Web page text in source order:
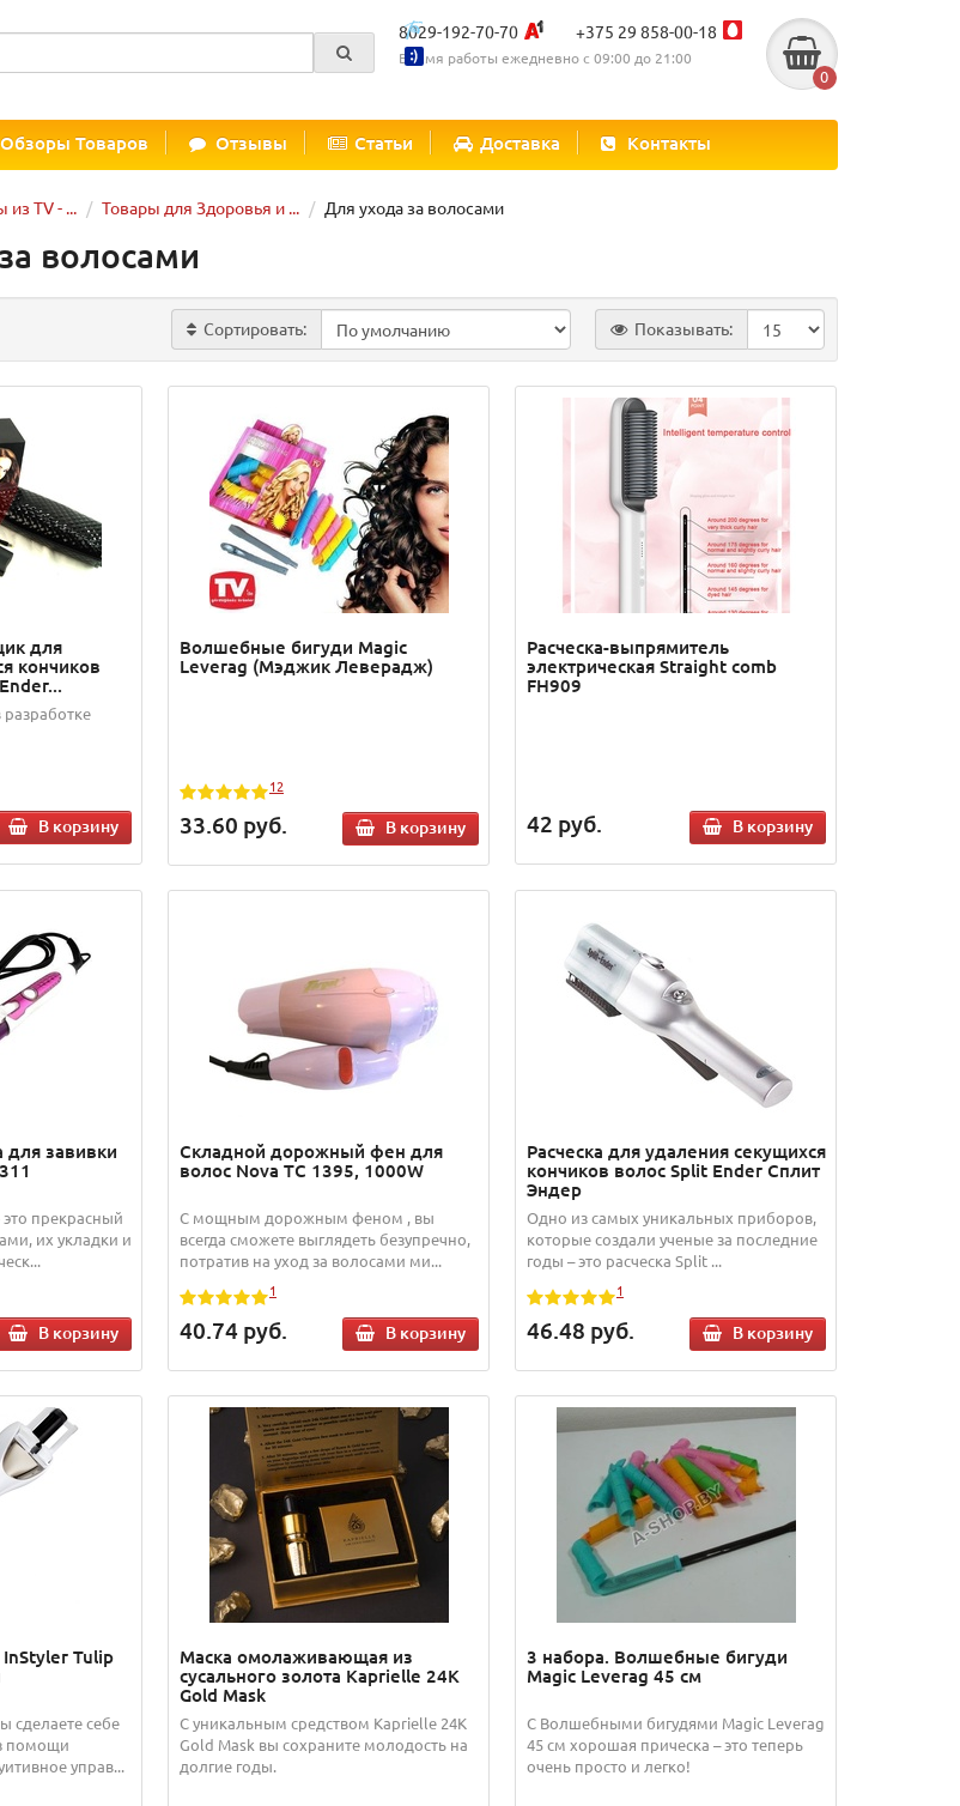
8029-192-70-70 +375 29 858-00-18
Время работы ежедневно с 09:00 до 21:00
0
Обзоры Товаров Отзывы Статьи Доставка Контакты
из TV - ... Товары для Здоровья и ... Для ухода за волосами
волосами
Сортировать: Показывать:
для
кончиков
В корзину
Волшебные бигуди Magic
Leverag (Мэджик Леверадж)
12
33.60 руб. В корзину
Расческа-выпрямитель
электрическая Straight comb
FH909
42 руб. В корзину
для завивки
прекрасный
их укладки и
В корзину
Складной дорожный фен для
волос Nova TC 1395, 1000W
С мощным дорожным феном , вы
всегда сможете выглядеть безупречно,
потратив на уход за волосами ми...
1
40.74руб. В корзину
Расческа для удаления секущихся
кончиков волос Split Ender Сплит
Эндер
Одно из самых уникальных приборов,
которые создали ученые за последние
годы – это расческа Split ...
1
46.48 руб. В корзину
Tulip
себе
помощи
управ...
Маска омолаживающая из
сусального золота Kaprielle 24K
Gold Mask
С уникальным средством Kaprielle 24K
Gold Mask вы сохраните молодость на
долгие годы.
3 набора. Волшебные бигуди
Magic Leverag 45 см
С Волшебными бигудями Magic Leverag
45 см хорошая прическа – это теперь
очень просто и легко!